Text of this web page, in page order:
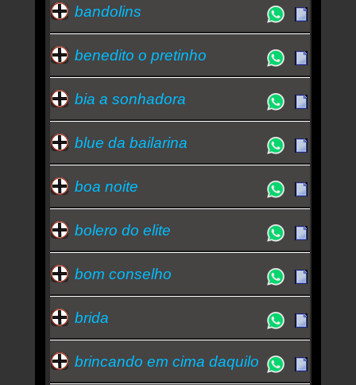
bandolins
benedito o pretinho
bia a sonhadora
blue da bailarina
boa noite
bolero do elite
bom conselho
brida
brincando em cima daquilo